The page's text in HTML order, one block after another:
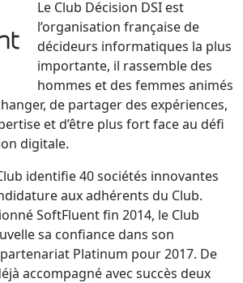
Le Club Décision DSI est
l’organisation française de
décideurs informatiques la plus
importante, il rassemble des
hommes et des femmes animés
de partager des expériences,
et d’être plus fort face au défi
digitale.
identifie 40 sociétés innovantes
aux adhérents du Club.
SoftFluent fin 2014, le Club
sa confiance dans son
Platinum pour 2017. De
accompagné avec succès deux